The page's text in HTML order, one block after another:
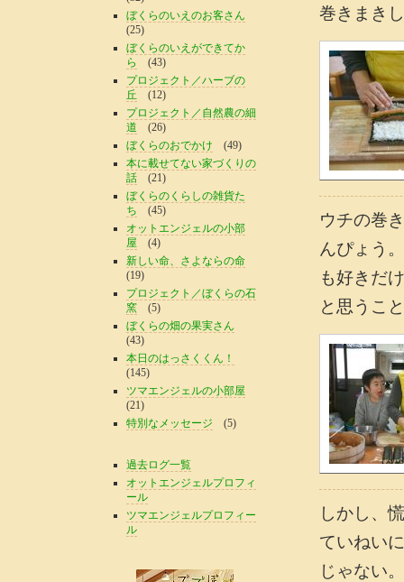
巻きまき
ウチの巻
んぴょう
も好きだ
と思うこ
しかし、
ていねい
じゃない。
ぼくらのいえのお客さん
(25)
ぼくらのいえができてか
ら
(43)
プロジェクト／ハーブの
丘 (12)
プロジェクト／自然農の細
道 (26)
ぼくらのおでかけ (49)
本に載せてない家づくりの
話 (21)
ぼくらのくらしの雑貨た
ち (45)
オットエンジェルの小部
屋 (4)
新しい命、さよならの命
(19)
プロジェクト／ぼくらの石
窯 (5)
ぼくらの畑の果実さん
(43)
本日のはっさくくん！
(145)
ツマエンジェルの小部屋
(21)
特別なメッセージ (5)
過去ログ一覧
オットエンジェルプロフィ
ール
ツマエンジェルプロフィー
ル